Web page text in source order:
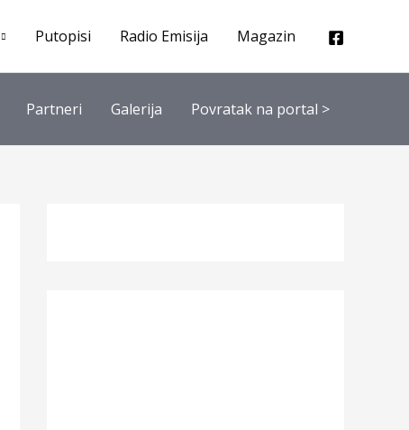
Putopisi Radio Emisija Magazin
Partneri Galerija Povratak na portal >